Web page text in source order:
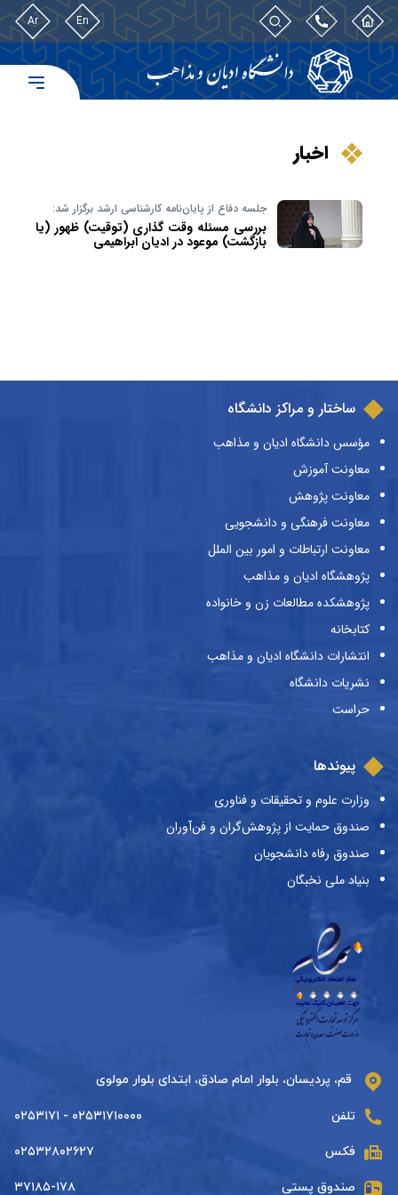
En
Ar
اخبار
جلسه دفاع از پایان‌نامه کارشناسی ارشد برگزار شد:
بررسی مسئله وقت گذاری (توقیت) ظهور (یا
بازگشت) موعود در ادیان ابراهیمی
ساختار و مراکز دانشگاه
مؤسس دانشگاه ادیان و مذاهب
معاونت آموزش
معاونت پژوهش
معاونت فرهنگی و دانشجویی
معاونت ارتباطات و امور بین الملل
پژوهشگاه ادیان و مذاهب
پژوهشکده مطالعات زن و خانواده
کتابخانه
انتشارات دانشگاه ادیان و مذاهب
نشریات دانشگاه
حراست
پیوندها
وزارت علوم و تحقیقات و فناوری
صندوق حمایت از پژوهش‌گران و فن‌آوران
صندوق رفاه دانشجویان
بنیاد ملی نخبگان
قم، پردیسان، بلوار امام صادق، ابتدای بلوار مولوی
تلفن ۰۲۵۳۱۷۱۰۰۰۰ - ۰۲۵۳۱۷۱
فکس ۰۲۵۳۲۸۰۲۶۲۷
صندوق پستی ۳۷۱۸۵-۱۷۸